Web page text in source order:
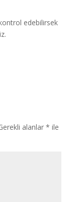
edebilirsek
alanlar * ile